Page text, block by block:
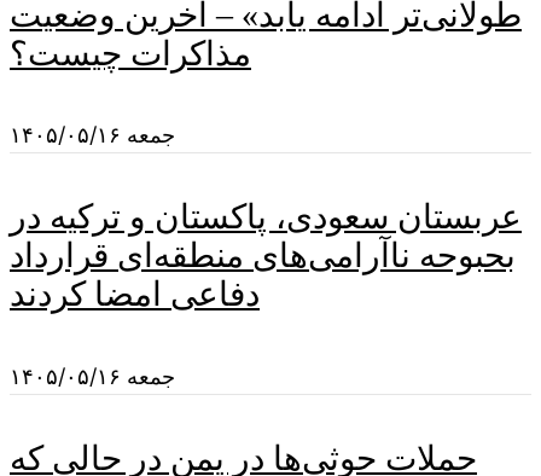
طولانی‌تر ادامه یابد» – آخرین وضعیت
مذاکرات چیست؟
جمعه ۱۴۰۵/۰۵/۱۶
عربستان سعودی، پاکستان و ترکیه در
بحبوحه ناآرامی‌های منطقه‌ای قرارداد
دفاعی امضا کردند
جمعه ۱۴۰۵/۰۵/۱۶
حملات حوثی‌ها در یمن در حالی که